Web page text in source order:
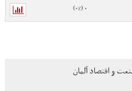
0 (0%)
و اقتصاد آلمان